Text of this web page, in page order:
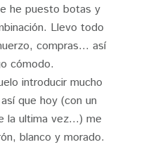
he puesto botas y
Llevo todo
compras... así
cómodo.
introducir mucho
que hoy (con un
la ultima vez...) me
blanco y morado.